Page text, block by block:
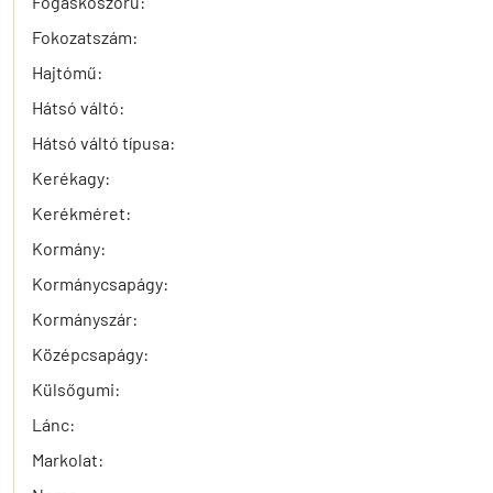
Fokozatszám:
Hajtómű:
Hátsó váltó:
Hátsó váltó típusa:
Kerékagy:
Kerékméret:
Kormány:
Kormánycsapágy:
Kormányszár:
Középcsapágy:
Külsőgumi:
Lánc:
Markolat: